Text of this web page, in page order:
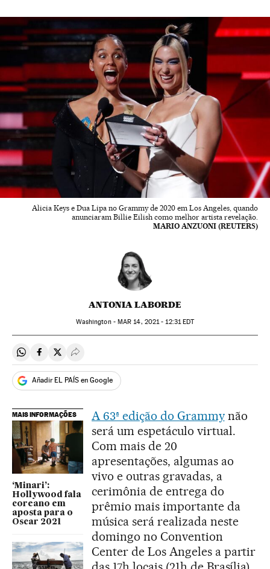
Alicia Keys e Dua Lipa no Grammy de 2020 em Los Angeles, quando
anunciaram Billie Eilish como melhor artista revelação.
MARIO ANZUONI (REUTERS)
ANTONIA LABORDE
Washington - MAR 14, 2021 - 12:31 EDT
Compartir en Whatsapp
Compartir en Facebook
Compartir en Twitter
Desplegar Redes Sociales
Añadir EL PAÍS en Google
MAIS INFORMAÇÕES
‘Minari’:
Hollywood fala
coreano em
aposta para o
Oscar 2021
A 63ª edição do Grammynão
será um espetáculo virtual.
Com mais de 20
apresentações, algumas ao
vivo e outras gravadas, a
cerimônia de entrega do
prêmio mais importante da
música será realizada neste
domingo no Convention
Center de Los Angeles a partir